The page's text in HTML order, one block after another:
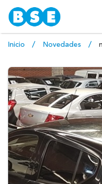
Inicio Novedades